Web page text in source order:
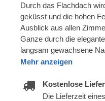
Durch das Flachdach
geküsst und die hohen
Ausblick aus allen
Ganze durch die
langsam gewachsene
Mehr anzeigen
Kostenlose
Die Lieferzeit